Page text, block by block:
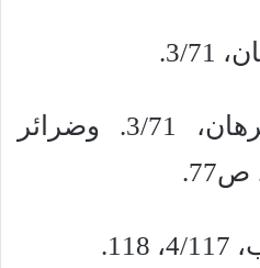
(6) الزركشي، البرهان، 3/71. وضرائر